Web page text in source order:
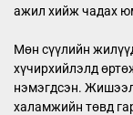
ажил хийж чадах
Мөн сүүлийн
хүчирхийлэлд
нэмэгдсэн.
халамжийн төвд